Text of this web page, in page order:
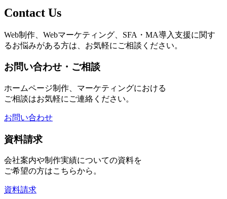
Contact Us
Web制作、Webマーケティング、SFA・MA導入支援に関す
るお悩みがある方は、お気軽にご相談ください。
お問い合わせ・ご相談
ホームページ制作、マーケティングにおける
ご相談はお気軽にご連絡ください。
お問い合わせ
資料請求
会社案内や制作実績についての資料を
ご希望の方はこちらから。
資料請求